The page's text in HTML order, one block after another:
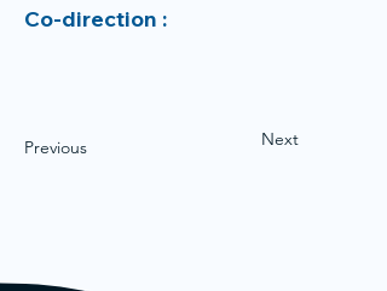
Co-direction :
Previous Next